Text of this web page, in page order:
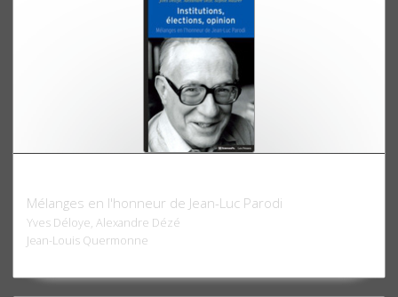
Mélanges en l'honneur de Jean-Luc Parodi
Yves Déloye, Alexandre Dézé
Jean-Louis Quermonne